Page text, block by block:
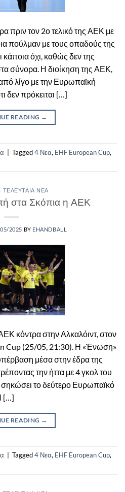
πριν τον 2ο τελικό της ΑΕΚ με
πούλμαν με τους οπαδούς της
όχι, καθώς δεν της
σύνορα. Η διοίκηση της ΑΕΚ,
λίγο με την Ευρωπαϊκή
δεν πρόκειται […]
READING →
Tagged4 Νεα, EHF European Cup,
ΤΕΛΕΥΤΑΊΑ ΝΈΑ
στα Σκόπια η ΑΕΚ
2025 BY EHANDBALL
κόντρα στην Αλκαλόιντ, στον
Cup (25/05, 21:30). Η «Ένωση»
μέσα στην έδρα της
την ήττα με 4 γκολ του
σηκώσει το δεύτερο Ευρωπαϊκό
[…]
READING →
Tagged4 Νεα, EHF European Cup,